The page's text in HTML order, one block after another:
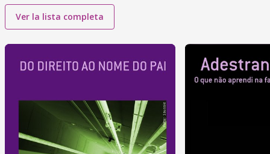
Ver la lista completa